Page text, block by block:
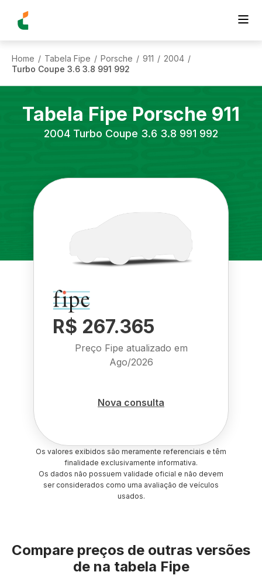
Home / Tabela Fipe / Porsche / 911 / 2004 /
Turbo Coupe 3.6 3.8 991 992
Tabela Fipe Porsche 911
2004 Turbo Coupe 3.6 3.8 991 992
R$ 267.365
Preço Fipe atualizado em
Ago/2026
Nova consulta
Os valores exibidos são meramente referenciais e têm
finalidade exclusivamente informativa.
Os dados não possuem validade oficial e não devem
ser considerados como uma avaliação de veículos
usados.
Compare preços de outras versões
de na tabela Fipe